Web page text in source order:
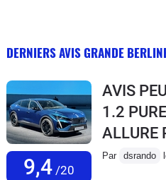
DERNIERS AVIS GRANDE
9,4 /20
AVIS
1.2
ALLURE
Par dsrando